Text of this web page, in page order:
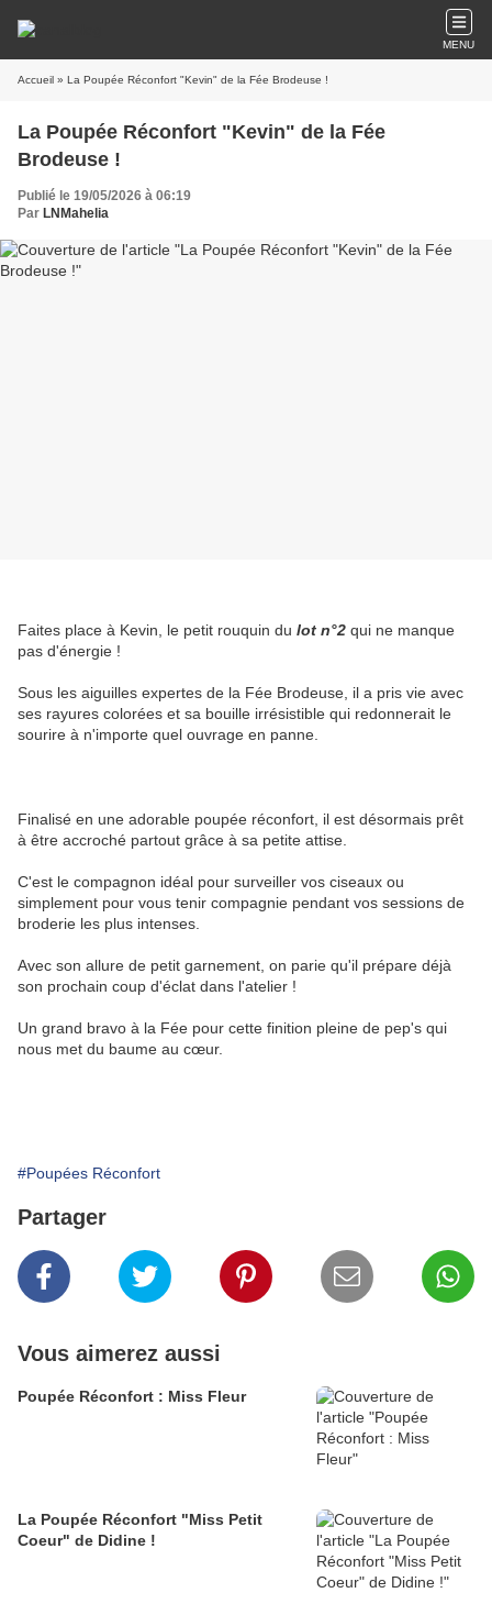
MENU
Accueil » La Poupée Réconfort "Kevin" de la Fée Brodeuse !
La Poupée Réconfort "Kevin" de la Fée
Brodeuse !
Publié le 19/05/2026 à 06:19
Par LNMahelia
Faites place à Kevin, le petit rouquin du lot n°2 qui ne manque
pas d'énergie !
Sous les aiguilles expertes de la Fée Brodeuse, il a pris vie avec
ses rayures colorées et sa bouille irrésistible qui redonnerait le
sourire à n'importe quel ouvrage en panne.
Finalisé en une adorable poupée réconfort, il est désormais prêt
à être accroché partout grâce à sa petite attise.
C'est le compagnon idéal pour surveiller vos ciseaux ou
simplement pour vous tenir compagnie pendant vos sessions de
broderie les plus intenses.
Avec son allure de petit garnement, on parie qu'il prépare déjà
son prochain coup d'éclat dans l'atelier !
Un grand bravo à la Fée pour cette finition pleine de pep's qui
nous met du baume au cœur.
#Poupées Réconfort
Partager
Vous aimerez aussi
Poupée Réconfort : Miss Fleur
La Poupée Réconfort "Miss Petit
Coeur" de Didine !